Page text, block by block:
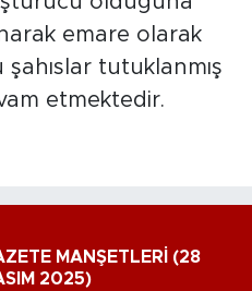
emare olarak
şahıslar tutuklanmış
etmektedir.
MANŞETLERİ (28
2025)